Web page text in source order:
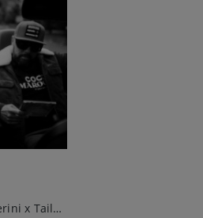
donGuralesko x Shellerini x Tailorcut - TRINITY CD